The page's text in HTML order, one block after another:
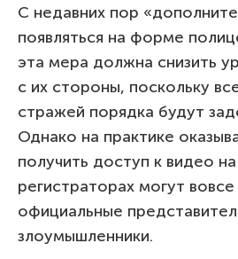
С недавних пор
появляться на форме
эта мера должна снизить
с их стороны, поскольку
стражей порядка будут
Однако на практике
получить доступ к видео
регистраторах могут
официальные
злоумышленники.